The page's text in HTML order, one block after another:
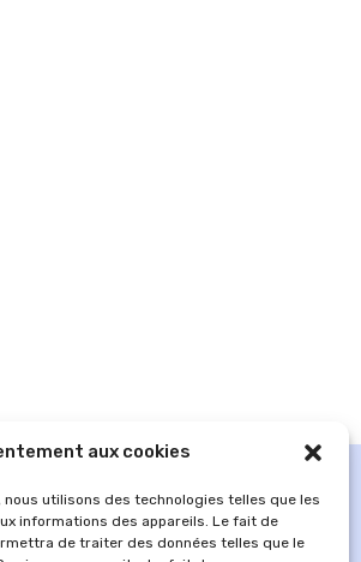
aux cookies
utilisons des technologies telles que les
informations des appareils. Le fait de
de traiter des données telles que le